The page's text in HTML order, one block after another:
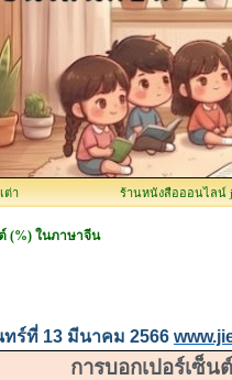
ต่า ร้านหนังสือออนไลน์
(%) ในภาษาจีน
ทร์ที่ 13 มีนาคม 2566
การบอกเปอร์เซ็นต์